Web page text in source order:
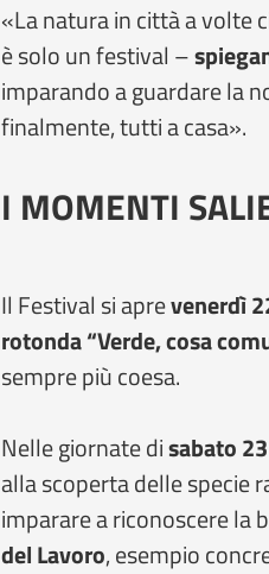
«La natura in città a volte
è solo un festival –
imparando a guardare la
finalmente, tutti a casa».
I MOMENTI
Il Festival si aprevenerdì
rotonda “Verde, cosa
sempre più coesa.
Nelle giornate disabato 23
alla scoperta delle specie
imparare a riconoscere la
del Lavoro, esempio